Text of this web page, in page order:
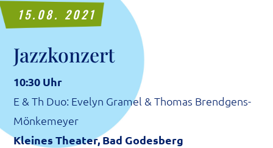
15.08. 2021
Jazz­kon­zert
10:30 Uhr
E & Th Duo: Eve­lyn Gra­m­el & Tho­mas Brend­gens-
Mön­ke­mey­er
Klei­nes Thea­ter, Bad Godesberg